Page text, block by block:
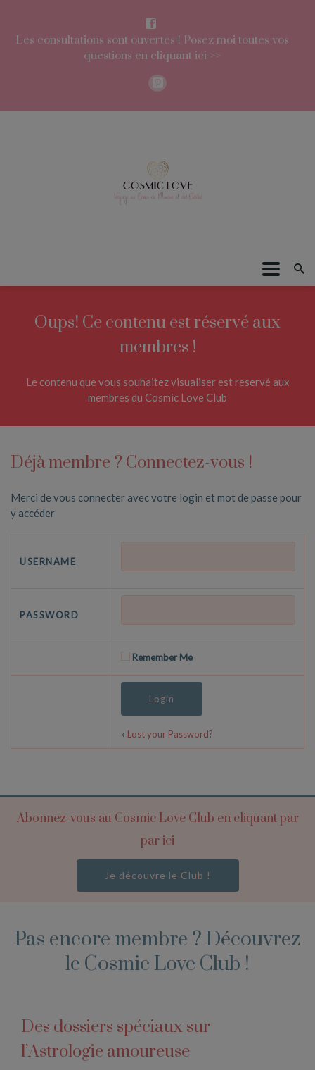
Les consultations sont ouvertes ! Posez moi toutes vos
questions en cliquant ici >>
Oups! Ce contenu est réservé aux
membres !
Le contenu que vous souhaitez visualiser est reservé aux
membres du Cosmic Love Club
Déjà membre ? Connectez-vous !
Merci de vous connecter avec votre login et mot de passe pour
y accéder
USERNAME
PASSWORD
Remember Me
» Lost your Password?
Abonnez-vous au Cosmic Love Club en cliquant par
par ici
Je découvre le Club !
Pas encore membre ? Découvrez
le Cosmic Love Club !
Des dossiers spéciaux sur
l’Astrologie amoureuse